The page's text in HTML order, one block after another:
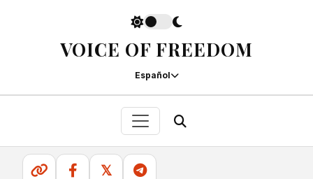
VOICE OF FREEDOM
Español
𝕏